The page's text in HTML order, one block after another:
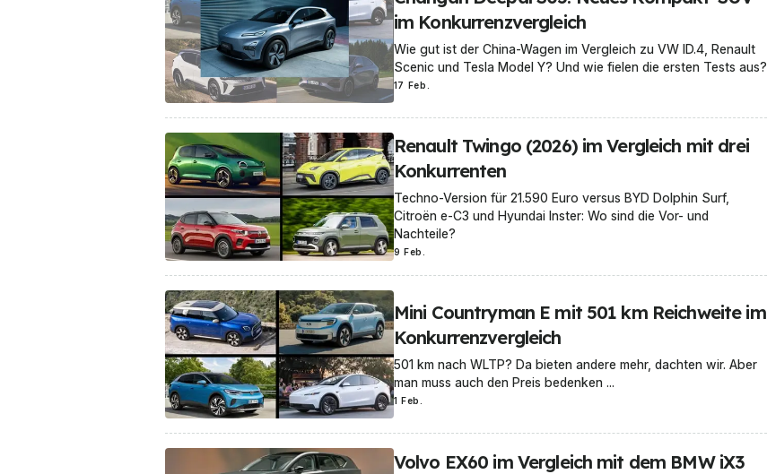
im Konkurrenzvergleich
Wie gut ist der China-Wagen im Vergleich zu VW ID.4, Renault
Scenic und Tesla Model Y? Und wie fielen die ersten Tests aus?
17 Feb.
Renault Twingo (2026) im Vergleich mit drei
Konkurrenten
Techno-Version für 21.590 Euro versus BYD Dolphin Surf,
Citroën e-C3 und Hyundai Inster: Wo sind die Vor- und
Nachteile?
9 Feb.
Mini Countryman E mit 501 km Reichweite im
Konkurrenzvergleich
501 km nach WLTP? Da bieten andere mehr, dachten wir. Aber
man muss auch den Preis bedenken ...
1 Feb.
Volvo EX60 im Vergleich mit dem BMW iX3